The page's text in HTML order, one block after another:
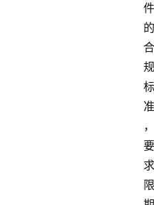
件
的
合
规
标
准
，
要
求
限